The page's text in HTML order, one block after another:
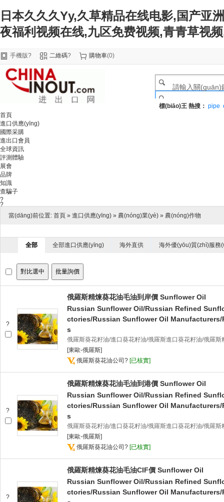
日本久久久Yy,久草精品在线电影,国产亚
夜福利视频在线,九区免费视频,青青草视
手機版? 二維碼? 購物車(0)
標(biāo)王 熱搜： pipe
首頁
進口供應(yīng)
國際采購
進出口會員
全球資訊
評測體驗
展會
品牌
知識
查騙子
?
?
當(dāng)前位置: 首頁 » 進口供應(yīng) » 農(nóng)業(yè) » 農(nóng)作物
全部 全部進口供應(yīng) 海外直供 海外優(yōu)質(zhì)服務
?
俄羅斯精煉葵花油毛油到岸價 Sunflower Oil
Russian Sunflower Oil/Russian Refined
ctories/Russian Sunflower Oil
s
俄羅斯葵花籽油/進口葵花籽油/俄羅斯進口葵花籽油/俄羅
[東歐-俄羅斯]
俄羅斯葵花油公司 ? [已核實]
?
俄羅斯精煉葵花油毛油到港價 Sunflower Oil
Russian Sunflower Oil/Russian Refined
ctories/Russian Sunflower Oil
s
俄羅斯葵花籽油/進口葵花籽油/俄羅斯進口葵花籽油/俄羅
[東歐-俄羅斯]
俄羅斯葵花油公司 ? [已核實]
?
俄羅斯精煉葵花油毛油CIF價 Sunflower Oil
Russian Sunflower Oil/Russian Refined
ctories/Russian Sunflower Oil